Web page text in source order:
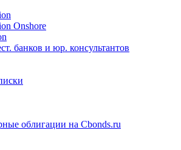
(ИИ)
(Россия)
облигаций
Onshore
банков и юр. консультантов